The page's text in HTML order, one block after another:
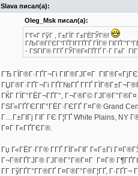
Slava писал(а):
Oleg_Msk писал(а):
Г‘Г«Г ГўГ , Г±ГЇГ Г±ГЁГЎГ®!
ГЉГ®Г­ГЄГ°ГҐГІГ­ГҐГҐ ГЇГ®
- ГЅГІГ® Г­ГҐ ГЎГ®Г«ГҐГҐ Г·Г Г±Г
ГЂ ГЇГ®Г·ГҐГ¬Гі ГІГ®ГЈГ¤Г
ГЏГ®Г·ГҐГ¬Гі ГҐГ№ГҐ Г­ГҐ
ГЌГ ГЇГ°ГЁГ¬ГҐГ°, Г¬Г®Г©
ГЅГ«ГҐГЄГІГ°ГЁГ·ГЄГҐ Г¤Г® Grand
Г…Г±ГІГј ГІГ ГЄ Г¦ГҐ White Plains, NY
Г¤Г Г«ГҐГЄГ®.
Гџ Г«ГЁГ·Г­Г® Г­ГҐ ГЇГ»ГІГ Г«Г±Гї
Г¬Г®ГҐГЈГ® ГЈГ®Г°Г®Г¤Г Г¤Г®
Г­Г ГўГҐГ°Г­Г®ГҐ Г¤Г®Г°Г®Г¦ГҐ,